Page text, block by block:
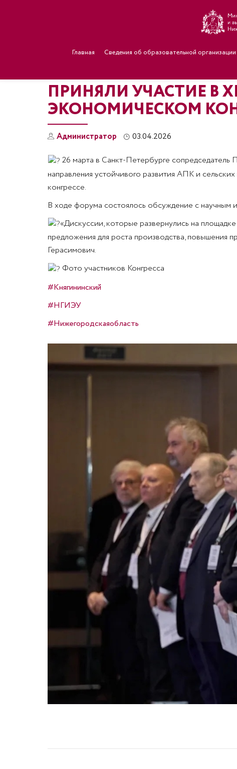
Главная Сведения об образовательной организации
ПРИНЯЛИ УЧАСТИЕ В
ЭКОНОМИЧЕСКОМ
Администратор 03.04.2026
26 марта в Санкт-Петербурге сопредседатель
направления устойчивого развития АПК и
конгрессе.
В ходе форума состоялось обсуждение с
«Дискуссии, которые развернулись на
предложения для роста производства, повышения
Герасимович.
Фото участников Конгресса
#Княгининский
#НГИЭУ
#Нижегородскаяобласть